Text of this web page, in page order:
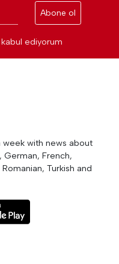
Abone ol
ediyorum
with news about
German, French,
Turkish and